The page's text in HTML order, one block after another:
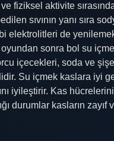
fiziksel aktivite
sıvının yanı sıra
elektrolitleri de
sonra bol su
içecekleri, soda ve
Su içmek kaslara iyi
iyileştirir. Kas
durumlar kasların zayıf